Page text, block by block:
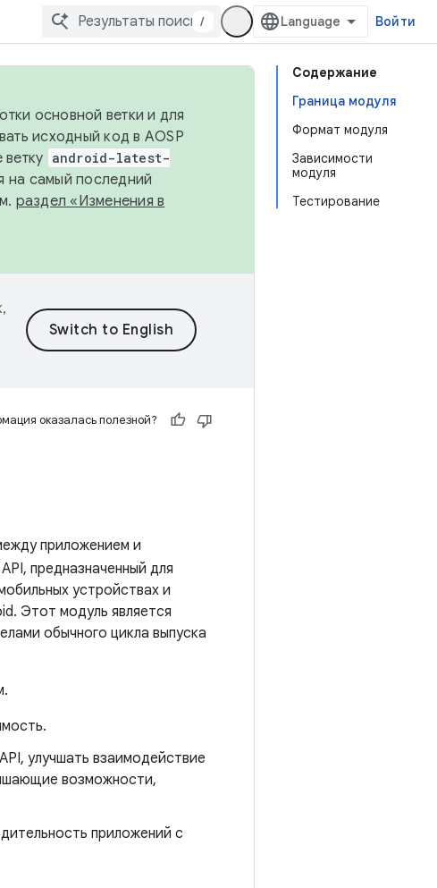
/ Войти
Содержание
Граница модуля
Формат модуля
Зависимости
модуля
Тестирование
основной ветки и для
исходный код в AOSP
android-latest-
на самый последний
раздел «Изменения в
оказалась полезной?
приложением и
предназначенный для
устройствах и
Этот модуль является
обычного цикла выпуска
улучшать взаимодействие
возможности,
приложений с